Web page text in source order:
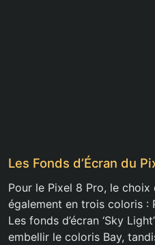
Les Fonds d’Écran du
Pour le Pixel 8 Pro, le choix
également en trois coloris :
Les fonds d’écran ‘Sky
embellir le coloris Bay,